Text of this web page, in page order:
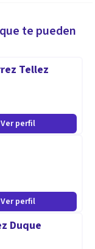
te pueden
Tellez
Ver perfil
Ver perfil
Duque